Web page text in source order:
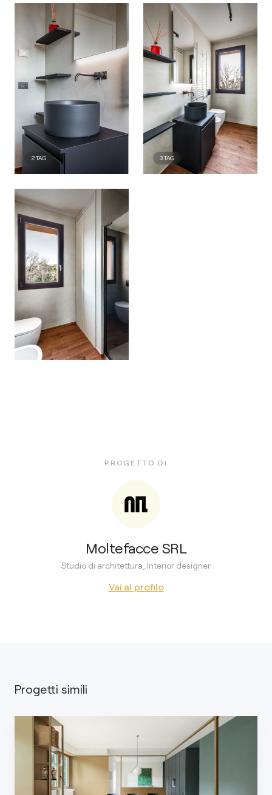
2TAG 3TAG
PROGETTO DI
Moltefacce SRL
Studio di architettura, Interior designer
Vai al profilo
Progetti simili